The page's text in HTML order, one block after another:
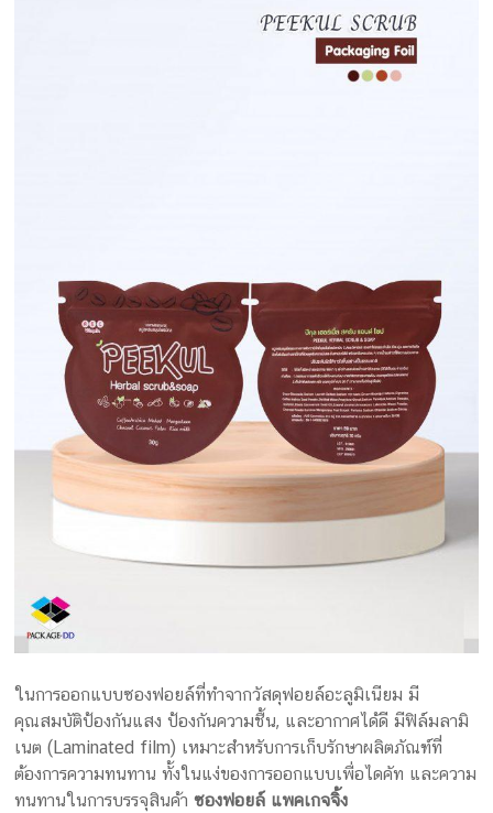
Packaging
รับ
กล่อง
กล่อง
เครื่อง
อางค์
รับ
ทำ
กล่อง
ครีม
ในการออกแบบซองฟอยล์ที่ทำจากวัสดุฟอยล์อะลูมิเนียม มี
คุณสมบัติป้องกันแสง ป้องกันความชื้น, และอากาศได้ดี มีฟิล์มลามิ
เนต (Laminated film) เหมาะสำหรับการเก็บรักษาผลิตภัณฑ์ที่
ต้องการความทนทาน ทั้งในแง่ของการออกแบบเพื่อไดคัท และความ
ทนทานในการบรรจุสินค้าซองฟอยล์ แพคเกจจิ้ง